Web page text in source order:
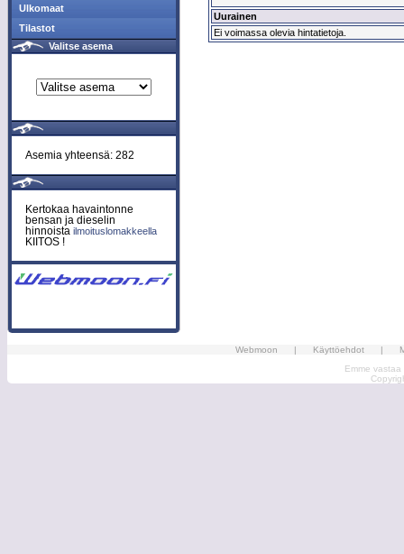
Ulkomaat
Tilastot
Valitse asema
Asemia yhteensä: 282
Kertokaa havaintonne
bensan ja dieselin
hinnoista ilmoituslomakkeella
KIITOS !
Uurainen
Ei voimassa olevia hintatietoja.
Webmoon | Käyttöehdot |
Emme